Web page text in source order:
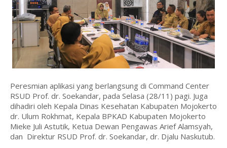
Peresmian aplikasi yang berlangsung di Command Center
RSUD Prof. dr. Soekandar, pada Selasa (28/11) pagi. Juga
dihadiri oleh Kepala Dinas Kesehatan Kabupaten Mojokerto
dr. Ulum Rokhmat, Kepala BPKAD Kabupaten Mojokerto
Mieke Juli Astutik, Ketua Dewan Pengawas Arief Alamsyah,
dan Direktur RSUD Prof. dr. Soekandar, dr. Djalu Naskutub.